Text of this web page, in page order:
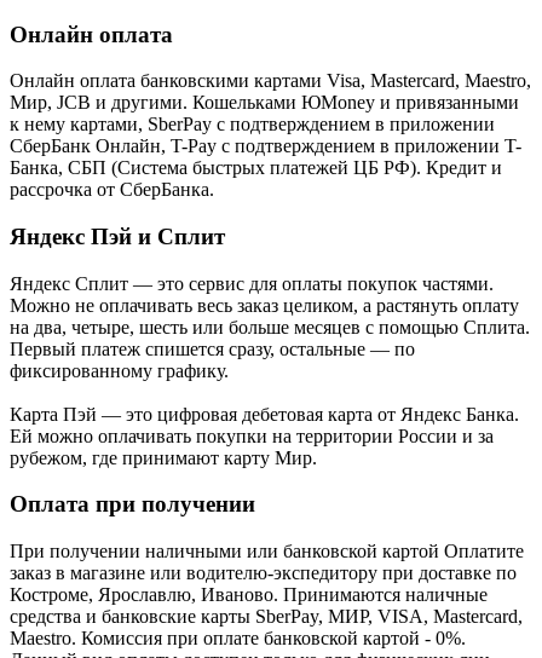
Онлайн оплата
Онлайн оплата банковскими картами Visa, Mastercard, Maestro,
Мир, JCB и другими. Кошельками ЮMoney и привязанными
к нему картами, SberPay с подтверждением в приложении
СберБанк Онлайн, T-Pay с подтверждением в приложении T-
Банка, СБП (Система быстрых платежей ЦБ РФ). Кредит и
рассрочка от СберБанка.
Яндекс Пэй и Сплит
Яндекс Cплит — это сервис для оплаты покупок частями.
Можно не оплачивать весь заказ целиком, а растянуть оплату
на два, четыре, шесть или больше месяцев с помощью Сплита.
Первый платеж спишется сразу, остальные — по
фиксированному графику.
Карта Пэй — это цифровая дебетовая карта от Яндекс Банка.
Ей можно оплачивать покупки на территории России и за
рубежом, где принимают карту Мир.
Оплата при получении
При получении наличными или банковской картой Оплатите
заказ в магазине или водителю-экспедитору при доставке по
Костроме, Ярославлю, Иваново. Принимаются наличные
средства и банковские карты SberPay, МИР, VISA, Mastercard,
Maestro. Комиссия при оплате банковской картой - 0%.